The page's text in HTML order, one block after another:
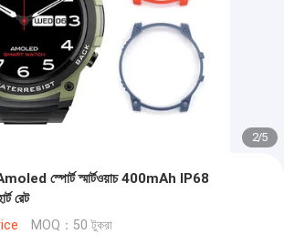
2/5
স্পোর্ট স্মার্টওয়াচ 400mAh IP68
রেট
MOQ：50 টুকরা